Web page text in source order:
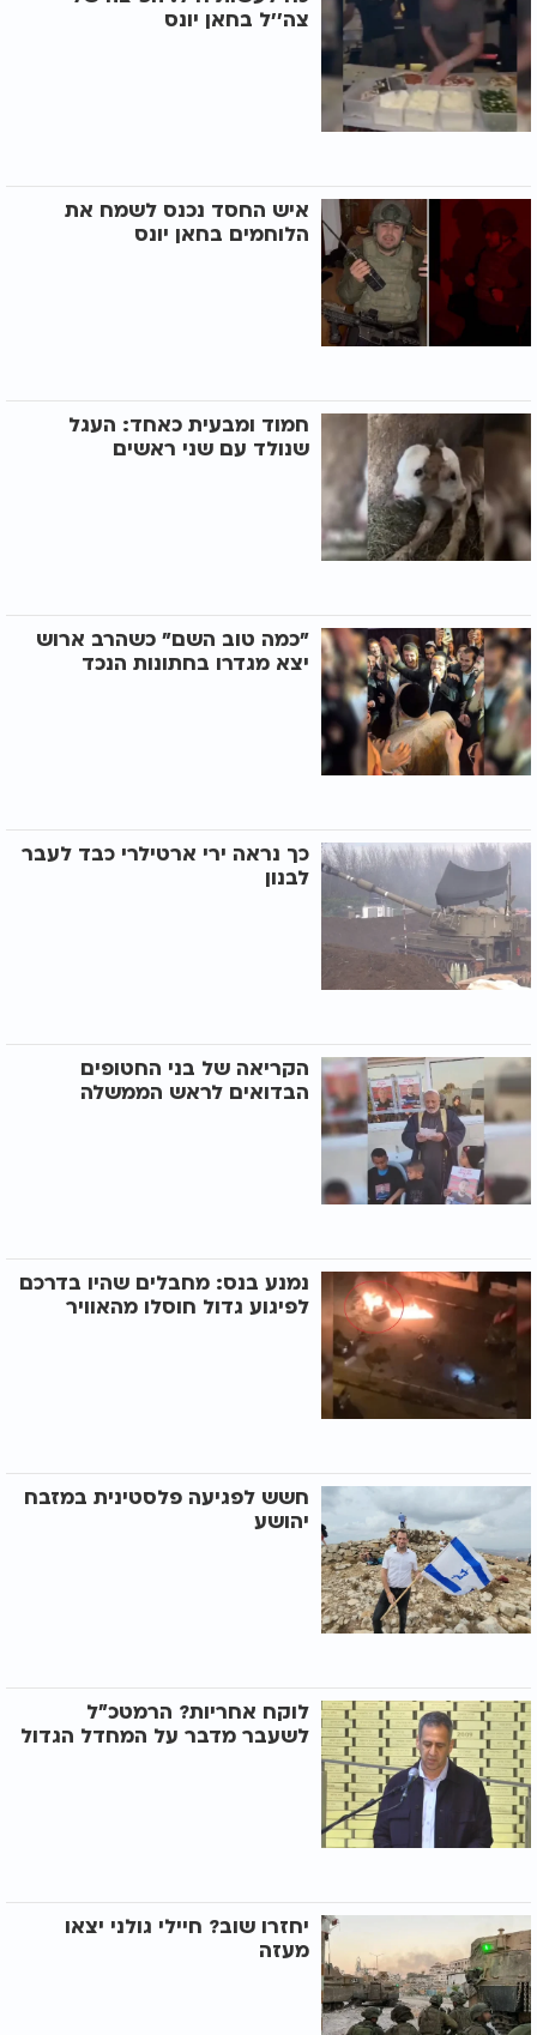
צה''ל בחאן יונס
איש החסד נכנס לשמח את
הלוחמים בחאן יונס
חמוד ומבעית כאחד: העגל
שנולד עם שני ראשים
"כמה טוב השם" כשהרב ארוש
יצא מגדרו בחתונות הנכד
כך נראה ירי ארטילרי כבד לעבר
לבנון
הקריאה של בני החטופים
הבדואים לראש הממשלה
נמנע בנס: מחבלים שהיו בדרכם
לפיגוע גדול חוסלו מהאוויר
חשש לפגיעה פלסטינית במזבח
יהושע
לוקח אחריות? הרמטכ״ל
לשעבר מדבר על המחדל הגדול
יחזרו שוב? חיילי גולני יצאו
מעזה